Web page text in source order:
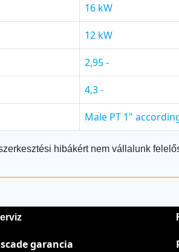
16 kW
12 kW
2,95 -
4,3 -
Male PT 1"
hibákért nem vállalunk
garancia